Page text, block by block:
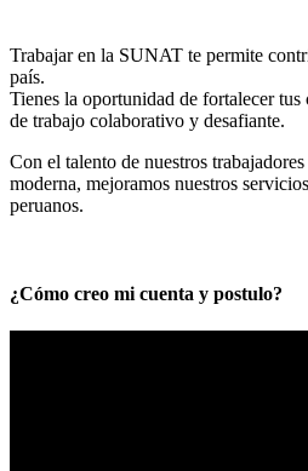
Trabajar en la SUNAT te permite
país.
Tienes la oportunidad de fortalecer tus
de trabajo colaborativo y desafiante.
Con el talento de nuestros
moderna, mejoramos nuestros
peruanos.
¿Cómo creo mi cuenta y postulo?